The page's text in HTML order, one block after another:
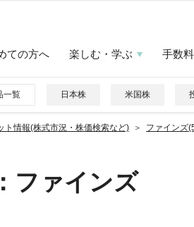
ての方へ 楽しむ・学ぶ 手数料
一覧 日本株 米国株
ト情報(株式市況・株価検索など) ファインズ
ファインズ